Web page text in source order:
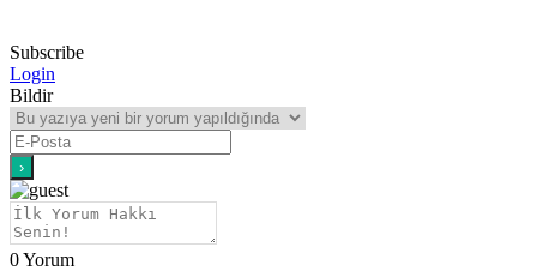
Subscribe
Login
Bildir
0Yorum